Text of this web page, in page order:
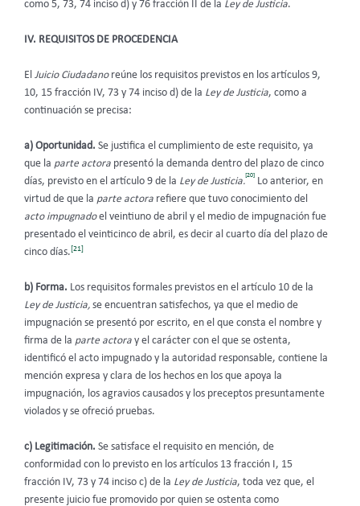
como 5, 73, 74 inciso d) y 76 fracción II de la Ley de Justicia.
IV. REQUISITOS DE PROCEDENCIA
El Juicio Ciudadanoreúne los requisitos previstos en los artículos 9,
10, 15 fracción IV, 73 y 74 inciso d) de la Ley de Justicia, como a
continuación se precisa:
a) Oportunidad. Se justifica el cumplimiento de este requisito, ya
que la parte actora presentó la demanda dentro del plazo de cinco
días, previsto en el artículo 9 de la Ley de Justicia.
[20]
Lo anterior, en
virtud de que la parte actora refiere que tuvo conocimiento del
acto impugnadoel veintiuno de abril y el medio de impugnación fue
presentado el veinticinco de abril, es decir al cuarto día del plazo de
cinco días.[21]
b) Forma. Los requisitos formales previstos en el artículo 10 de la
Ley de Justicia, se encuentran satisfechos, ya que el medio de
impugnación se presentó por escrito, en el que consta el nombre y
firma de la parte actora y el carácter con el que se ostenta,
identificó el acto impugnado y la autoridad responsable, contiene la
mención expresa y clara de los hechos en los que apoya la
impugnación, los agravios causados y los preceptos presuntamente
violados y se ofreció pruebas.
c) Legitimación. Se satisface el requisito en mención, de
conformidad con lo previsto en los artículos 13 fracción I, 15
fracción IV, 73 y 74 inciso c) de la Ley de Justicia, toda vez que, el
presente juicio fue promovido por quien se ostenta como